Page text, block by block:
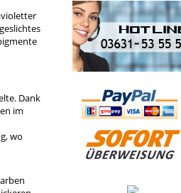
Dank
im
wo